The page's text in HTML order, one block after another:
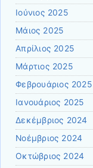
Ιούνιος 2025
Μάιος 2025
Απρίλιος 2025
Μάρτιος 2025
Φεβρουάριος 2025
Ιανουάριος 2025
Δεκέμβριος 2024
Νοέμβριος 2024
Οκτώβριος 2024